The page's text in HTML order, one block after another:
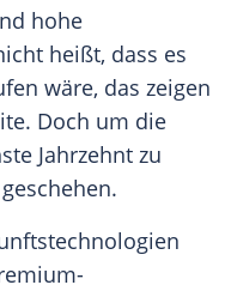
hohe
heißt, dass es
wäre, das zeigen
Doch um die
Jahrzehnt zu